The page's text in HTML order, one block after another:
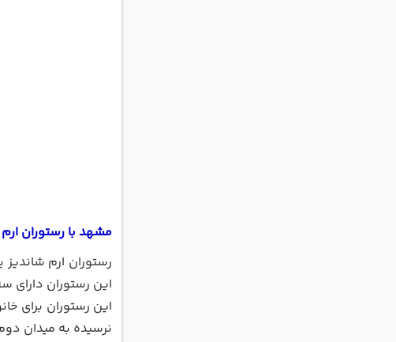
مشهد با رستوران
این رستوران
این رستوران برای
نرسیده به میدان